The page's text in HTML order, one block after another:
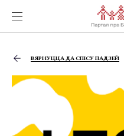
ВЯРНУЦЦА ДА СПІСУ ПАДЗЕЙ